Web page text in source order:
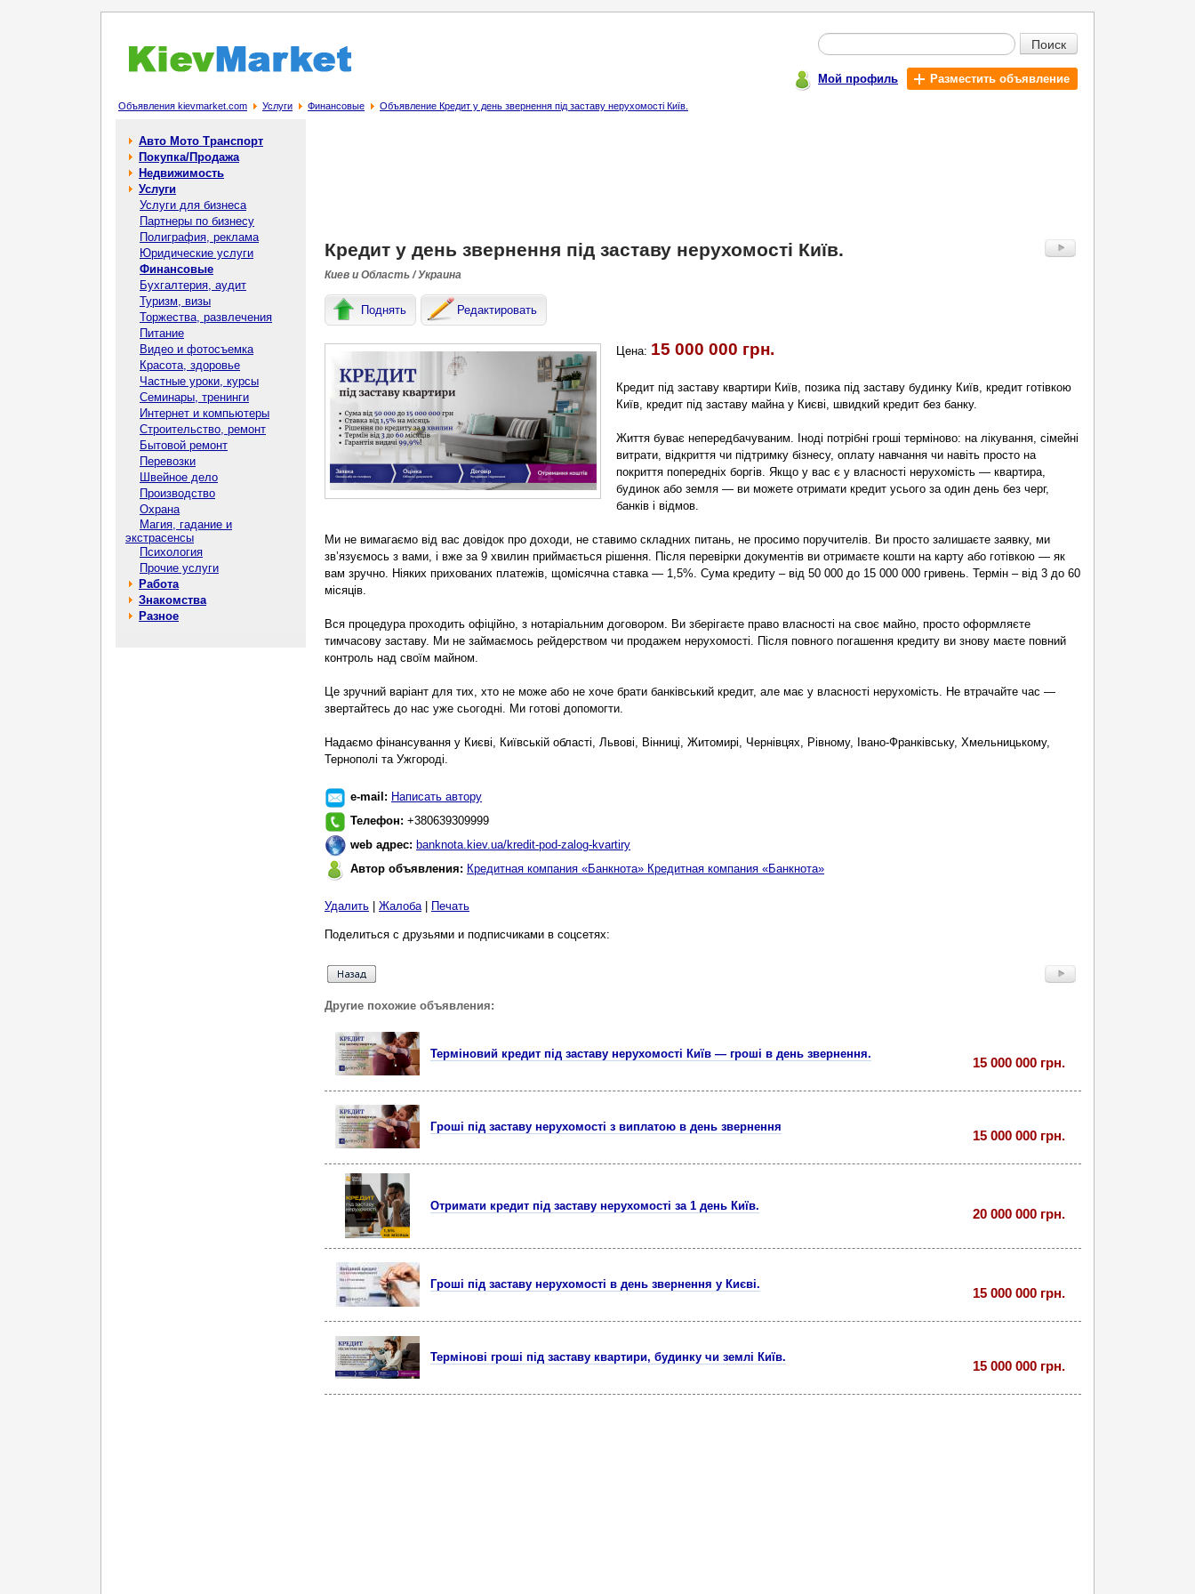
Поиск
Мой профиль Разместить объявление
Объявления kievmarket.com Услуги Финансовые Объявление Кредит у день звернення під заставу нерухомості Київ.
Авто Мото Транспорт
Покупка/Продажа
Недвижимость
Услуги
Услуги для бизнеса
Партнеры по бизнесу
Полиграфия, реклама
Юридические услуги
Финансовые
Бухгалтерия, аудит
Туризм, визы
Торжества, развлечения
Питание
Видео и фотосъемка
Красота, здоровье
Частные уроки, курсы
Семинары, тренинги
Интернет и компьютеры
Строительство, ремонт
Бытовой ремонт
Перевозки
Швейное дело
Производство
Охрана
Магия, гадание и
экстрасенсы
Психология
Прочие услуги
Работа
Знакомства
Разное
Кредит у день звернення під заставу нерухомості Київ.
Киев и Область / Украина
Поднять Редактировать
Цена: 15 000 000 грн.
Кредит під заставу квартири Київ, позика під заставу будинку Київ, кредит готівкою
Київ, кредит під заставу майна у Києві, швидкий кредит без банку.
Життя буває непередбачуваним. Іноді потрібні гроші терміново: на лікування, сімейні
витрати, відкриття чи підтримку бізнесу, оплату навчання чи навіть просто на
покриття попередніх боргів. Якщо у вас є у власності нерухомість — квартира,
будинок або земля — ви можете отримати кредит усього за один день без черг,
банків і відмов.
Ми не вимагаємо від вас довідок про доходи, не ставимо складних питань, не просимо поручителів. Ви просто залишаєте заявку, ми
зв’язуємось з вами, і вже за 9 хвилин приймається рішення. Після перевірки документів ви отримаєте кошти на карту або готівкою — як
вам зручно. Ніяких прихованих платежів, щомісячна ставка — 1,5%. Сума кредиту – від 50 000 до 15 000 000 гривень. Термін – від 3 до 60
місяців.
Вся процедура проходить офіційно, з нотаріальним договором. Ви зберігаєте право власності на своє майно, просто оформляєте
тимчасову заставу. Ми не займаємось рейдерством чи продажем нерухомості. Після повного погашення кредиту ви знову маєте повний
контроль над своїм майном.
Це зручний варіант для тих, хто не може або не хоче брати банківський кредит, але має у власності нерухомість. Не втрачайте час —
звертайтесь до нас уже сьогодні. Ми готові допомогти.
Надаємо фінансування у Києві, Київській області, Львові, Вінниці, Житомирі, Чернівцях, Рівному, Івано-Франківську, Хмельницькому,
Тернополі та Ужгороді.
e-mail: Написать автору
Телефон: +380639309999
web адрес: banknota.kiev.ua/kredit-pod-zalog-kvartiry
Автор объявления: Кредитная компания «Банкнота» Кредитная компания «Банкнота»
Удалить Жалоба| Печать
Поделиться с друзьями и подписчиками в соцсетях:
Другие похожие объявления:
Терміновий кредит під заставу нерухомості Київ — гроші в день звернення.
15 000 000 грн.
Гроші під заставу нерухомості з виплатою в день звернення
15 000 000 грн.
Отримати кредит під заставу нерухомості за 1 день Київ.
20 000 000 грн.
Гроші під заставу нерухомості в день звернення у Києві.
15 000 000 грн.
Термінові гроші під заставу квартири, будинку чи землі Київ.
15 000 000 грн.